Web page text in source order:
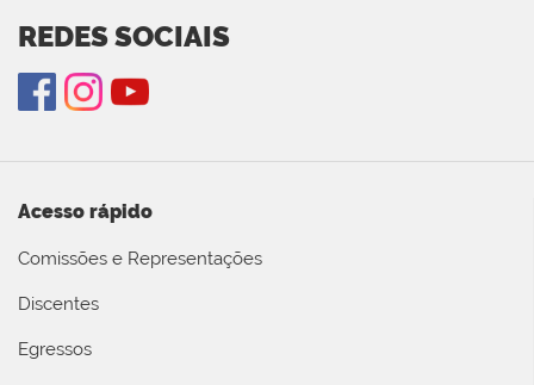
REDES SOCIAIS
Acesso rápido
Comissões e Representações
Discentes
Egressos